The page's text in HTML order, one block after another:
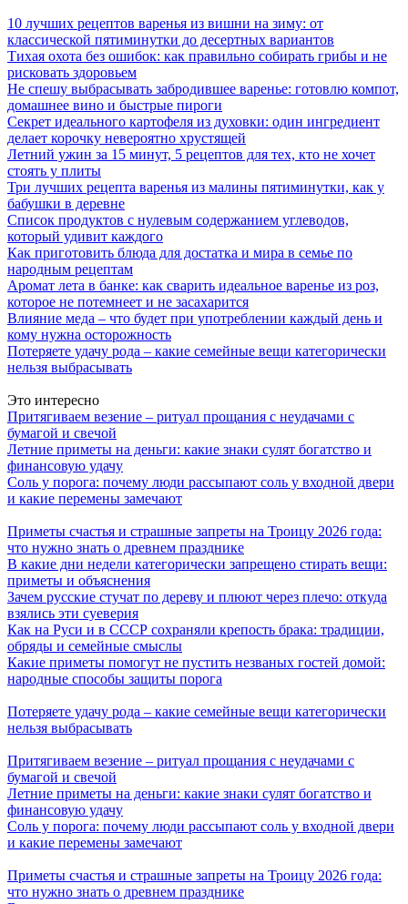
10 лучших рецептов варенья из вишни на зиму: от
классической пятиминутки до десертных вариантов
Тихая охота без ошибок: как правильно собирать грибы и не
рисковать здоровьем
Не спешу выбрасывать забродившее варенье: готовлю компот,
домашнее вино и быстрые пироги
Секрет идеального картофеля из духовки: один ингредиент
делает корочку невероятно хрустящей
Летний ужин за 15 минут, 5 рецептов для тех, кто не хочет
стоять у плиты
Три лучших рецепта варенья из малины пятиминутки, как у
бабушки в деревне
Список продуктов с нулевым содержанием углеводов,
который удивит каждого
Как приготовить блюда для достатка и мира в семье по
народным рецептам
Аромат лета в банке: как сварить идеальное варенье из роз,
которое не потемнеет и не засахарится
Влияние меда – что будет при употреблении каждый день и
кому нужна осторожность
Потеряете удачу рода – какие семейные вещи категорически
нельзя выбрасывать
Это интересно
Притягиваем везение – ритуал прощания с неудачами с
бумагой и свечой
Летние приметы на деньги: какие знаки сулят богатство и
финансовую удачу
Соль у порога: почему люди рассыпают соль у входной двери
и какие перемены замечают
Приметы счастья и страшные запреты на Троицу 2026 года:
что нужно знать о древнем празднике
В какие дни недели категорически запрещено стирать вещи:
приметы и объяснения
Зачем русские стучат по дереву и плюют через плечо: откуда
взялись эти суеверия
Как на Руси и в СССР сохраняли крепость брака: традиции,
обряды и семейные смыслы
Какие приметы помогут не пустить незваных гостей домой:
народные способы защиты порога
Потеряете удачу рода – какие семейные вещи категорически
нельзя выбрасывать
Притягиваем везение – ритуал прощания с неудачами с
бумагой и свечой
Летние приметы на деньги: какие знаки сулят богатство и
финансовую удачу
Соль у порога: почему люди рассыпают соль у входной двери
и какие перемены замечают
Приметы счастья и страшные запреты на Троицу 2026 года:
что нужно знать о древнем празднике